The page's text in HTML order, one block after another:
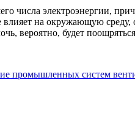
числа электроэнергии,
влияет на окружающую
вероятно, будет
промышленных систем